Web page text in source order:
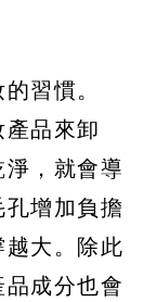
習慣。
品來卸
，就會導
增加負擔
大。除此
成分也會